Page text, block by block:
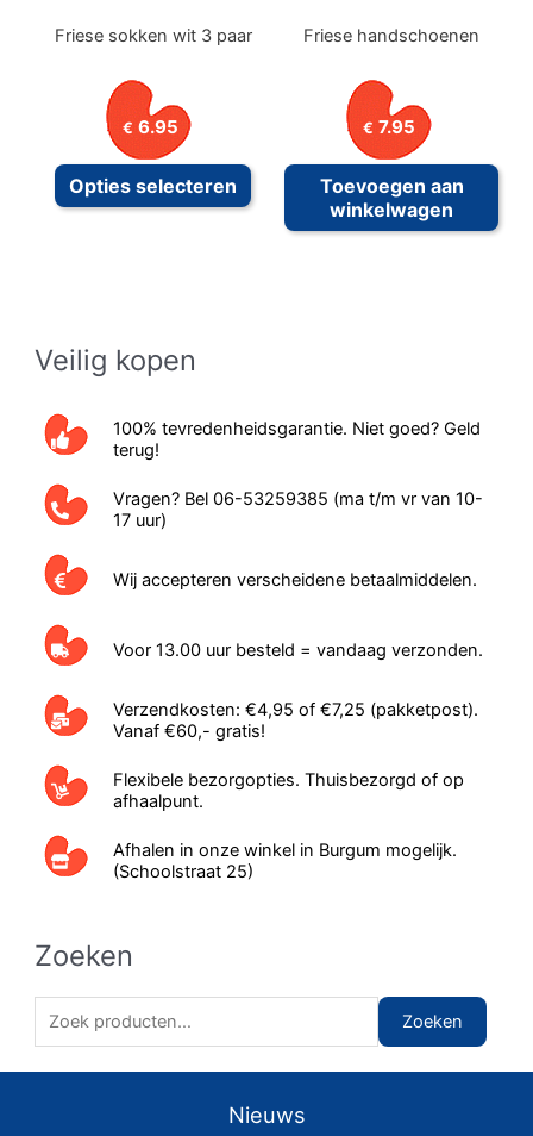
Veilig kopen
100% tevredenheidsgarantie. Niet goed? Geld
terug!
Vragen? Bel 06-53259385 (ma t/m vr van 10-
17 uur)
Wij accepteren verscheidene betaalmiddelen.
Voor 13.00 uur besteld = vandaag verzonden.
Verzendkosten: €4,95 of €7,25 (pakketpost).
Vanaf €60,- gratis!
Flexibele bezorgopties. Thuisbezorgd of op
afhaalpunt.
Afhalen in onze winkel in Burgum mogelijk.
(Schoolstraat 25)
Zoeken
o
Zoeken
Friese sokken wit 3 paar
€ 6.95
Opties selecteren
Dit
product
heeft
gekozen
op
Friese handschoenen
€ 7.95
Toevoegen aan
winkelwagen
Nieuws